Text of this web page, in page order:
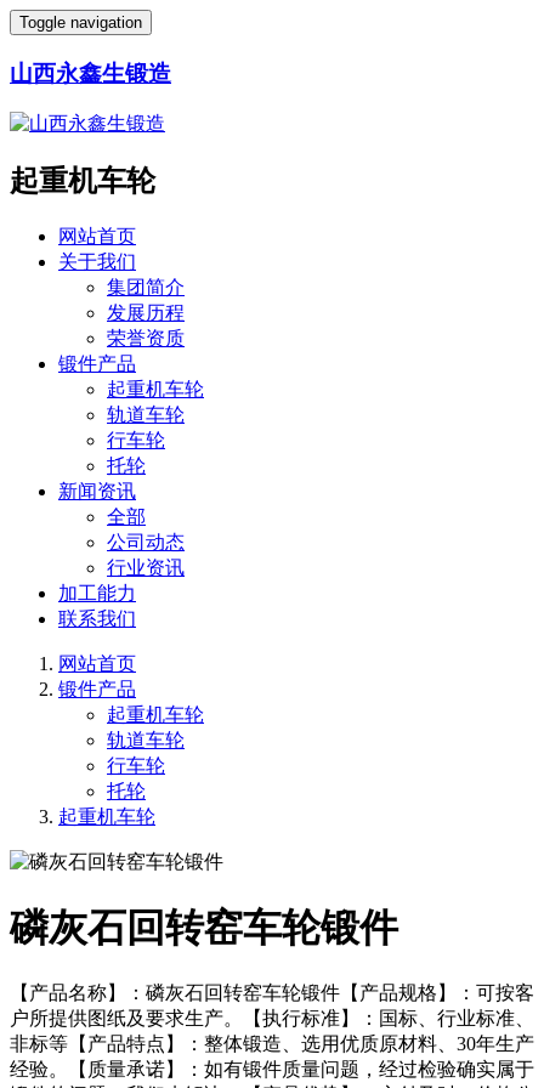
Toggle navigation
山西永鑫生锻造
起重机车轮
网站首页
关于我们
集团简介
发展历程
荣誉资质
锻件产品
起重机车轮
轨道车轮
行车轮
托轮
新闻资讯
全部
公司动态
行业资讯
加工能力
联系我们
网站首页
锻件产品
起重机车轮
轨道车轮
行车轮
托轮
起重机车轮
磷灰石回转窑车轮锻件
【产品名称】：磷灰石回转窑车轮锻件【产品规格】：可按客
户所提供图纸及要求生产。【执行标准】：国标、行业标准、
非标等【产品特点】：整体锻造、选用优质原材料、30年生产
经验。【质量承诺】：如有锻件质量问题，经过检验确实属于